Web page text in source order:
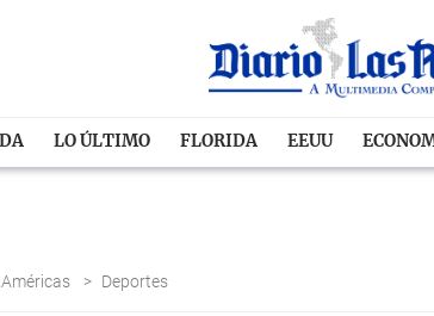
LO ÚLTIMO FLORIDA EEUU
> Deportes